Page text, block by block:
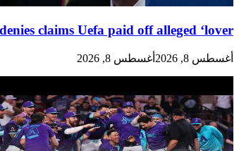
claims Uefa paid off alleged ‘lover’
أغسطس 8, 2026 أغسطس 8, 2026